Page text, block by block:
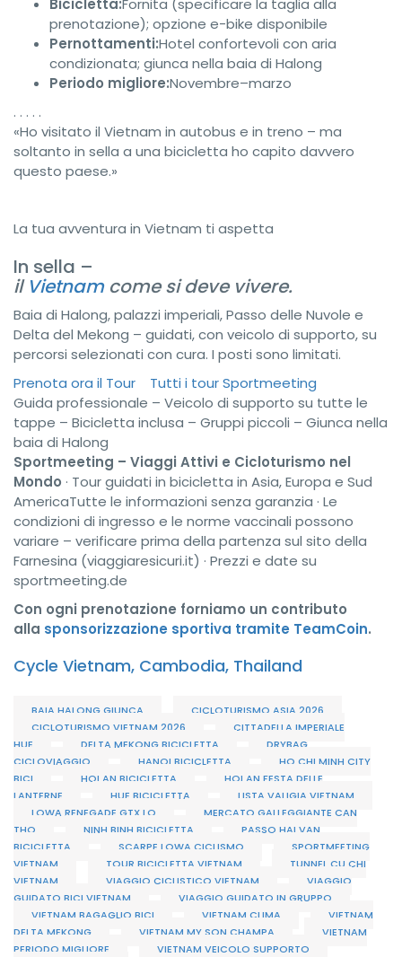
Bicicletta:Fornita (specificare la taglia alla
prenotazione); opzione e-bike disponibile
Pernottamenti:Hotel confortevoli con aria
condizionata; giunca nella baia di Halong
Periodo migliore:Novembre–marzo
. . . . .
«Ho visitato il Vietnam in autobus e in treno – ma
soltanto in sella a una bicicletta ho capito davvero
questo paese.»
La tua avventura in Vietnam ti aspetta
In sella –
il Vietnamcome si deve vivere.
Baia di Halong, palazzi imperiali, Passo delle Nuvole e
Delta del Mekong – guidati, con veicolo di supporto, su
percorsi selezionati con cura. I posti sono limitati.
Prenota ora il Tour Tutti i tour Sportmeeting
Guida professionale – Veicolo di supporto su tutte le
tappe – Bicicletta inclusa – Gruppi piccoli – Giunca nella
baia di Halong
Sportmeeting – Viaggi Attivi e Cicloturismo nel
Mondo · Tour guidati in bicicletta in Asia, Europa e Sud
AmericaTutte le informazioni senza garanzia · Le
condizioni di ingresso e le norme vaccinali possono
variare – verificare prima della partenza sul sito della
Farnesina (viaggiaresicuri.it) · Prezzi e date su
sportmeeting.de
Con ogni prenotazione forniamo un contributo
alla sponsorizzazione sportiva tramite TeamCoin.
Cycle Vietnam, Cambodia, Thailand
BAIA HALONG GIUNCA
CICLOTURISMO ASIA 2026
CICLOTURISMO VIETNAM 2026
CITTADELLA IMPERIALE
HUE
DELTA MEKONG BICICLETTA
DRYBAG
CICLOVIAGGIO
HANOI BICICLETTA
HO CHI MINH CITY
BICI
HOI AN BICICLETTA
HOI AN FESTA DELLE
LANTERNE
HUE BICICLETTA
LISTA VALIGIA VIETNAM
LOWA RENEGADE GTX LO
MERCATO GALLEGGIANTE CAN
THO
NINH BINH BICICLETTA
PASSO HAI VAN
BICICLETTA
SCARPE LOWA CICLISMO
SPORTMEETING
VIETNAM
TOUR BICICLETTA VIETNAM
TUNNEL CU CHI
VIETNAM
VIAGGIO CICLISTICO VIETNAM
VIAGGIO
GUIDATO BICI VIETNAM
VIAGGIO GUIDATO IN GRUPPO
VIETNAM BAGAGLIO BICI
VIETNAM CLIMA
VIETNAM
DELTA MEKONG
VIETNAM MY SON CHAMPA
VIETNAM
PERIODO MIGLIORE
VIETNAM VEICOLO SUPPORTO